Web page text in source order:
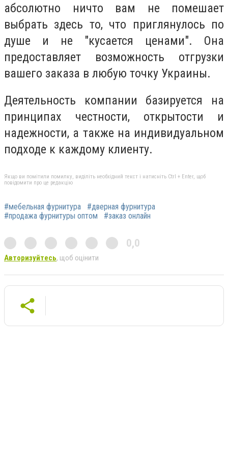
абсолютно ничто вам не помешает
выбрать здесь то, что приглянулось по
душе и не "кусается ценами". Она
предоставляет возможность отгрузки
вашего заказа в любую точку Украины.
Деятельность компании базируется на
принципах честности, открытости и
надежности, а также на индивидуальном
подходе к каждому клиенту.
Якщо ви помітили помилку, виділіть необхідний текст і натисніть Ctrl + Enter, щоб
повідомити про це редакцію
#мебельная фурнитура
#дверная фурнитура
#продажа фурнитуры оптом
#заказ онлайн
0,0
Авторизуйтесь, щоб оцінити